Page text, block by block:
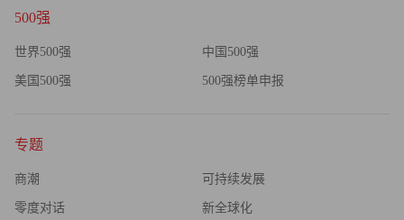
500强
世界500强 中国500强
美国500强 500强榜单申报
专题
商潮 可持续发展
零度对话 新全球化